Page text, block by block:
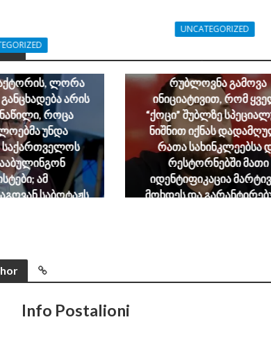
ლორა
არის
ნაწილი, როცა
უნდა
საქართველოს
ამ
საბოტაჟს
UNCATEGORIZED
რუბლოვნა გამოვა
ინიციატივით, რომ
“ქოცი” შუბლზე
ნიშნით იქნას
რათა სახინკლეებსა
რესტორნებში მათი
იდენტიფიკაცია
მოხდეს და
Info Postalioni